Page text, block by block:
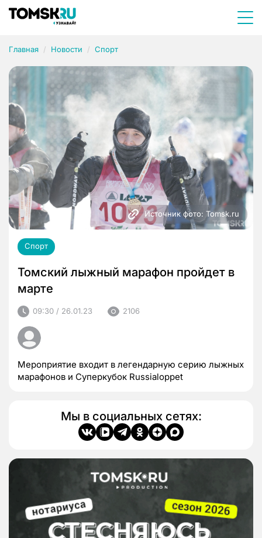
Главная Новости Спорт
Источник фото: Tomsk.ru
Спорт
Томский лыжный марафон пройдет в
марте
09:30 / 26.01.23 2106
Мероприятие входит в легендарную серию лыжных
марафонов и Суперкубок Russialoppet
Мы в социальных сетях: